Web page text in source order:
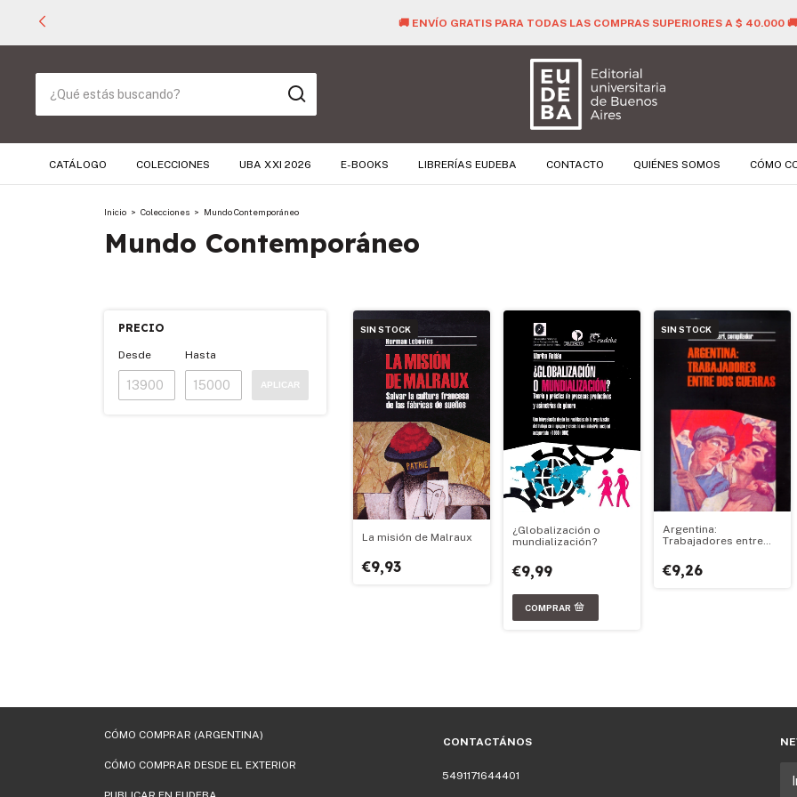
🚚 ENVÍO GRATIS PARA TODAS LAS COMPRAS SUPERIORES A $ 40.000 🚚
CATÁLOGO COLECCIONES UBA XXI 2026 E-BOOKS LIBRERÍAS EUDEBA CONTACTO QUIÉNES SOMOS CÓMO
Inicio > Colecciones > Mundo Contemporáneo
Mundo Contemporáneo
PRECIO
Desde Hasta
APLICAR
SIN STOCK
La misión de Malraux
€9,93
¿Globalización o
mundialización?
€9,99
SIN STOCK
Argentina:
Trabajadores entre
€9,26
CÓMO COMPRAR (ARGENTINA)
CÓMO COMPRAR DESDE EL EXTERIOR
CONTACTÁNOS
5491171644401